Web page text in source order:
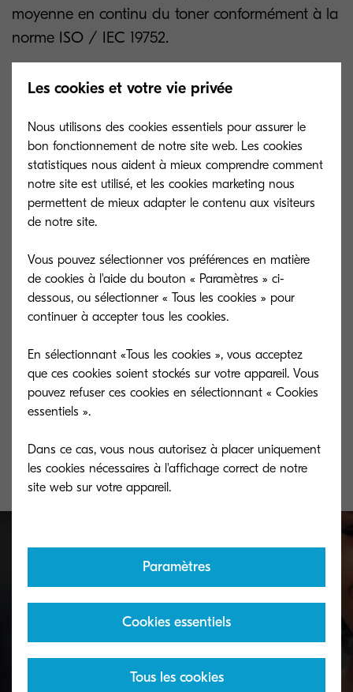
moyenne en continu du toner conformément à la
norme ISO / IEC 19752.
Related products
ECOSYS P3055dn
Enhanced security features and flexible
ECOSYS
Toner take-back service
KYOCERA's toner recycling programme allows
Les cookies et votre vie privée
Nous utilisons des cookies essentiels pour assurer le
bon fonctionnement de notre site web. Les cookies
statistiques nous aident à mieux comprendre comment
notre site est utilisé, et les cookies marketing nous
permettent de mieux adapter le contenu aux visiteurs
de notre site.
Vous pouvez sélectionner vos préférences en matière
de cookies à l'aide du bouton « Paramètres » ci-
dessous, ou sélectionner « Tous les cookies » pour
continuer à accepter tous les cookies.
En sélectionnant «Tous les cookies », vous acceptez
que ces cookies soient stockés sur votre appareil. Vous
pouvez refuser ces cookies en sélectionnant « Cookies
essentiels ».
Dans ce cas, vous nous autorisez à placer uniquement
les cookies nécessaires à l'affichage correct de notre
Paramètres
Cookies essentiels
Tous les cookies